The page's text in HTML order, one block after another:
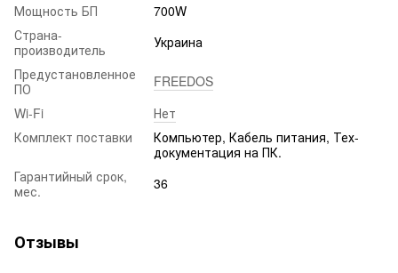
Мощность БП
700W
Страна-
производитель
Украина
Предустановленное
ПО
FREEDOS
Wi-Fi
Нет
Комплект поставки
Компьютер, Кабель питания, Тех-
документация на ПК.
Гарантийный срок,
мес.
36
Отзывы